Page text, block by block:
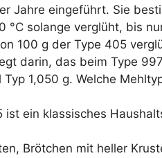
Jahre eingeführt. Sie
°C solange verglüht, bis
100 g der Type 405
darin, das beim Type
1,050 g. Welche
ist ein klassisches
Brötchen mit heller